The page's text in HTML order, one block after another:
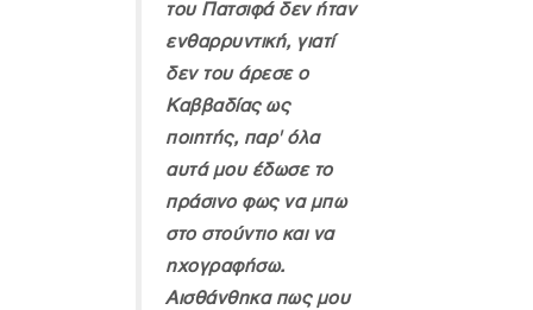
του Πατσιφά δεν ήταν
ενθαρρυντική, γιατί
δεν του άρεσε ο
Καββαδίας ως
ποιητής, παρ' όλα
αυτά μου έδωσε το
πράσινο φως να μπω
στο στούντιο και να
ηχογραφήσω.
Αισθάνθηκα πως μου